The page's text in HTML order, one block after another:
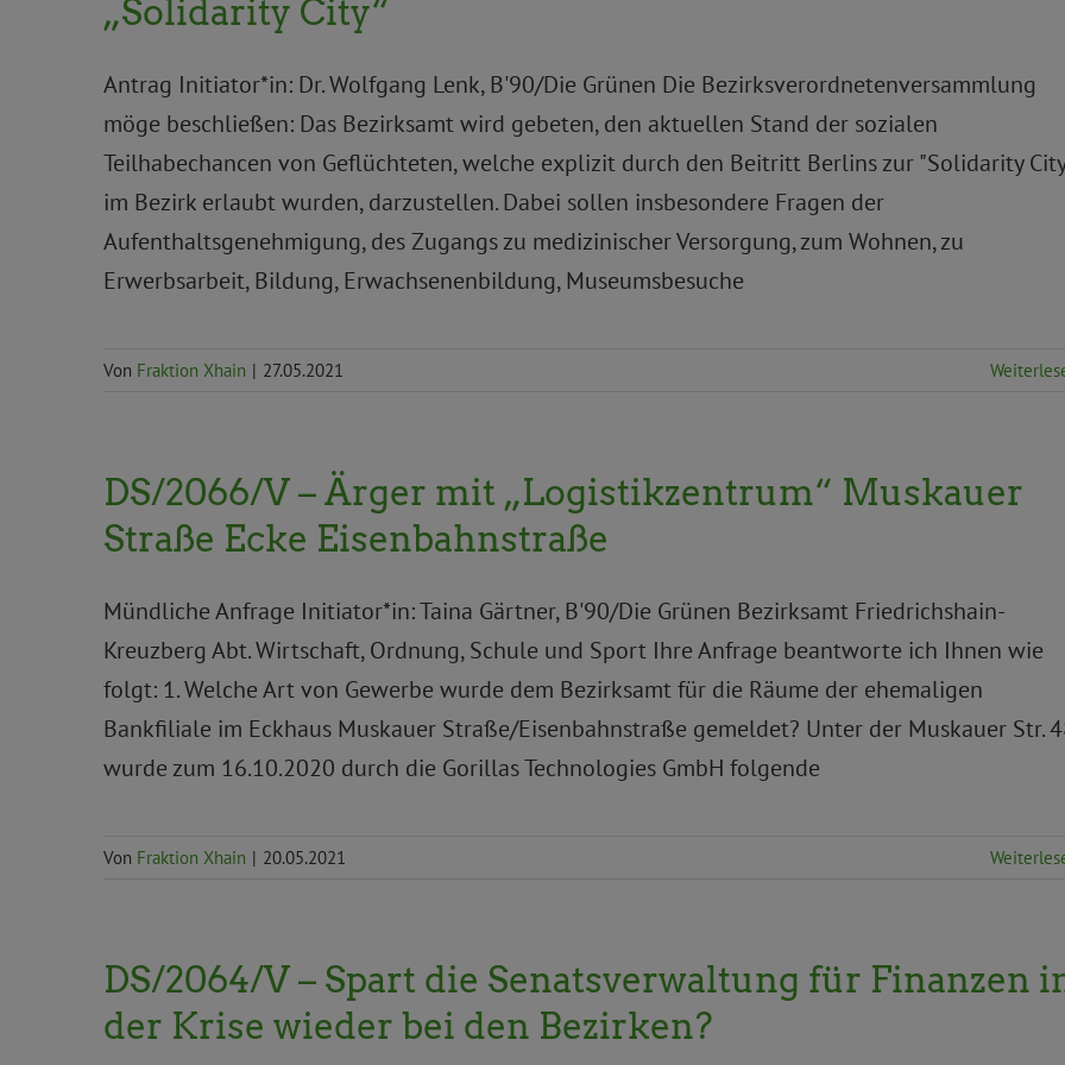
„Solidarity City“
Antrag Initiator*in: Dr. Wolfgang Lenk, B'90/Die Grünen Die Bezirksverordnetenversammlung
möge beschließen: Das Bezirksamt wird gebeten, den aktuellen Stand der sozialen
Teilhabechancen von Geflüchteten, welche explizit durch den Beitritt Berlins zur "Solidarity
im Bezirk erlaubt wurden, darzustellen. Dabei sollen insbesondere Fragen der
Aufenthaltsgenehmigung, des Zugangs zu medizinischer Versorgung, zum Wohnen, zu
Erwerbsarbeit, Bildung, Erwachsenenbildung, Museumsbesuche
Von Fraktion Xhain | 27.05.2021
DS/2066/V – Ärger mit „Logistikzentrum“ Muskauer
Straße Ecke Eisenbahnstraße
Mündliche Anfrage Initiator*in: Taina Gärtner, B'90/Die Grünen Bezirksamt Friedrichshain-
Kreuzberg Abt. Wirtschaft, Ordnung, Schule und Sport Ihre Anfrage beantworte ich Ihnen wie
folgt: 1. Welche Art von Gewerbe wurde dem Bezirksamt für die Räume der ehemaligen
Bankfiliale im Eckhaus Muskauer Straße/Eisenbahnstraße gemeldet? Unter der Muskauer Str.
wurde zum 16.10.2020 durch die Gorillas Technologies GmbH folgende
Von Fraktion Xhain | 20.05.2021
DS/2064/V – Spart die Senatsverwaltung für Finanzen
der Krise wieder bei den Bezirken?